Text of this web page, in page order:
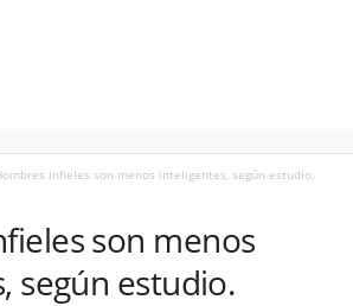
infieles son menos inteligentes, según estudio.
son menos
según estudio.